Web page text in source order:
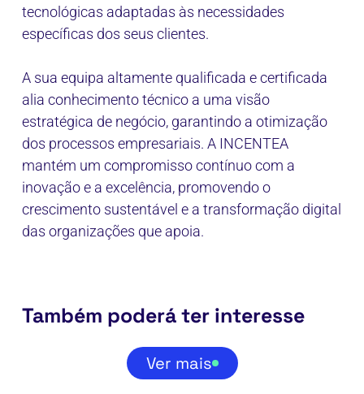
tecnológicas adaptadas às necessidades
específicas dos seus clientes.
A sua equipa altamente qualificada e certificada
alia conhecimento técnico a uma visão
estratégica de negócio, garantindo a otimização
dos processos empresariais. A INCENTEA
mantém um compromisso contínuo com a
inovação e a excelência, promovendo o
crescimento sustentável e a transformação digital
das organizações que apoia.
Também poderá ter interesse
Ver mais